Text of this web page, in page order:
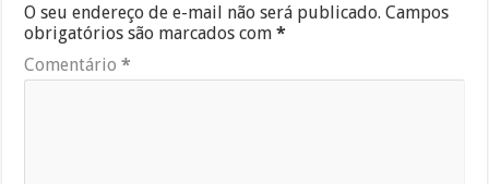
O seu endereço de e-mail não será publicado. Campos
obrigatórios são marcados com*
Comentário*